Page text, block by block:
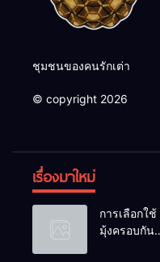
ชุมชนของคนรักเต่า
© copyright 2026
เรื่องมาใหม่
การเลือกใช้
มุ้งครอบกัน